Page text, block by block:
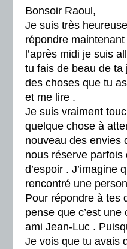
Bonsoir Raoul,
Je suis très
répondre
l’après midi je suis
tu fais de beau de
des choses que tu
et me lire .
Je suis vraiment
quelque chose à
nouveau des envies
nous réserve
d’espoir . J’imagine
rencontré une
Pour répondre à tes
pense que c’est
ami Jean-Luc .
Je vois que tu avais